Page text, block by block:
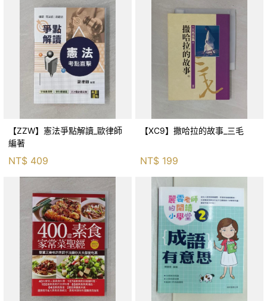
【ZZW】憲法爭點解讀_歐律師
編著
NT$ 409
【XC9】撒哈拉的故事_三毛
NT$ 199